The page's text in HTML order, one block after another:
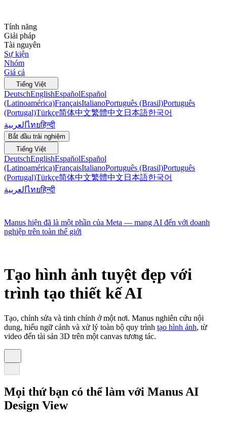
Tính năng
Giải pháp
Tài nguyên
Sự kiện
Nhóm
Giá cả
Tiếng Việt
DeutschEnglishEspañolEspañol
(Latinoamérica)FrançaisItalianoPortuguês (Brasil)Português
(Portugal)Türkçe简体中文繁體中文 日本語한국어
العربيةไทยहिन्दी
Bắt đầu trải nghiệm
Tiếng Việt
DeutschEnglishEspañolEspañol
(Latinoamérica)FrançaisItalianoPortuguês (Brasil)Português
(Portugal)Türkçe简体中文繁體中文 日本語한국어
العربيةไทยहिन्दी
Manus hiện đã là một phần của Meta — mang AI đến với doanh
nghiệp trên toàn thế giới
Tạo hình ảnh tuyệt đẹp với
trình tạo thiết kế AI
Tạo, chỉnh sửa và tinh chỉnh ở một nơi. Manus nghiên cứu nội
dung, hiểu ngữ cảnh và xử lý toàn bộ quy trình tạo hình ảnh, từ
video đến tài sản 3D trên một canvas tương tác.
Mọi thứ bạn có thể làm với Manus AI
Design View